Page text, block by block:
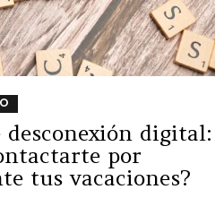
digital:
por
tus vacaciones?